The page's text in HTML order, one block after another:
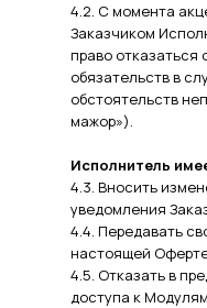
4.2. С момента
Заказчиком
право отказаться
обязательств в
обстоятельств
мажор»).
Исполнитель
4.3. Вносить
уведомления
4.4. Передавать
настоящей
4.5. Отказать в
доступа к